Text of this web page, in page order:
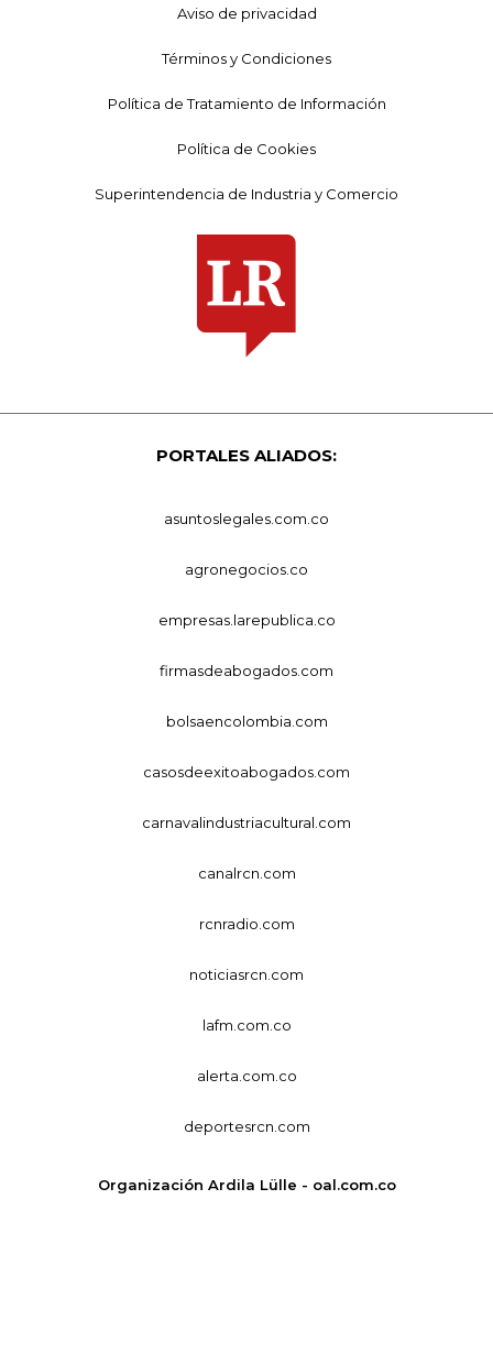
Aviso de privacidad
Términos y Condiciones
Política de Tratamiento de Información
Política de Cookies
Superintendencia de Industria y Comercio
PORTALES ALIADOS:
asuntoslegales.com.co
agronegocios.co
empresas.larepublica.co
firmasdeabogados.com
bolsaencolombia.com
casosdeexitoabogados.com
carnavalindustriacultural.com
canalrcn.com
rcnradio.com
noticiasrcn.com
lafm.com.co
alerta.com.co
deportesrcn.com
Organización Ardila Lülle - oal.com.co